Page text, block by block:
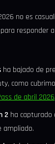
no es
responder
ha bajado de
como
de abril 2026
2 ha capturado
ampliado.